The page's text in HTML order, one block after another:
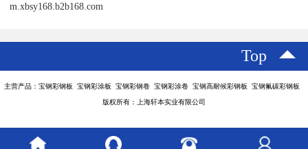
m.xbsy168.b2b168.com
Top
主营产品：宝钢彩钢板 宝钢彩涂板 宝钢彩钢卷 宝钢彩涂卷 宝钢高耐候彩钢板 宝钢氟碳彩钢板
版权所有：上海轩本实业有限公司